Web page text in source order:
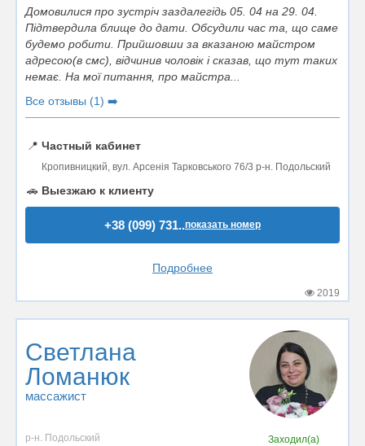
Домовилися про зустріч заздалегідь 05. 04 на 29. 04.
Підтвердила блище до дати. Обсудили час та, що саме
будемо робити. Прийшовши за вказаною майстром
адресою(в смс), відчинив чоловік і сказав, що тут таких
немає. На мої питання, про майстра...
Все отзывы (1) ➡️
📍 Частный кабинет
Кропивницкий, вул. Арсенія Тарковського 76/3 р-н. Подольский
🚗 Выезжаю к клиенту
+38 (099) 731..показать номер
Подробнее
2019
Светлана
Ломанюк
массажист
р-н. Подольский
Заходил(а)